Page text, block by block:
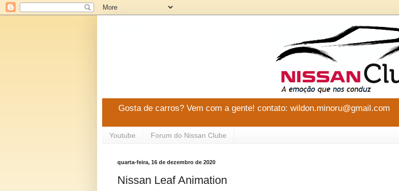
Gosta de carros? Vem com a gente! contato: wildon.minoru@gmail.com
Youtube Forum do Nissan Clube
quarta-feira, 16 de dezembro de 2020
Nissan Leaf Animation